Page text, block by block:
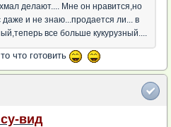
делают.... Мне он нравится,но
и не знаю...продается ли... в
все больше кукурузный....
что готовить
вид